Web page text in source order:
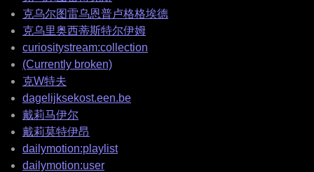
克乌尔图雷乌恩普卢格格埃德
克乌里奥西蒂斯特尔伊姆
curiositystream:collection
(Currently broken)
克W特夫
dagelijksekost.een.be
戴莉马伊尔
戴莉莫特伊昂
dailymotion:playlist
dailymotion:user